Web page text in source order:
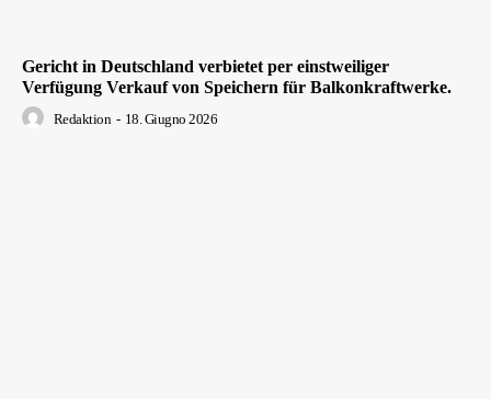
Gericht in Deutschland verbietet per einstweiliger
Verfügung Verkauf von Speichern für Balkonkraftwerke.
Redaktion - 18. Giugno 2026